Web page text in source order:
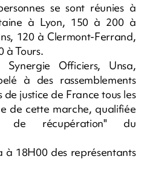
se sont réunies à
à Lyon, 150 à 200 à
120 à Clermont-Ferrand,
à Tours.
Synergie Officiers, Unsa,
à des rassemblements
justice de France tous les
de cette marche, qualifiée
de récupération" du
à 18H00 des représentants